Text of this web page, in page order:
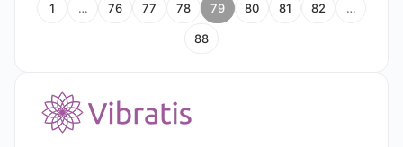
1 … 76 77 78 79 80 81 82 …
88